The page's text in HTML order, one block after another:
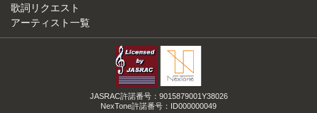
歌詞リクエスト
アーティスト一覧
JASRAC許諾番号：9015879001Y38026
NexTone許諾番号：ID000000049